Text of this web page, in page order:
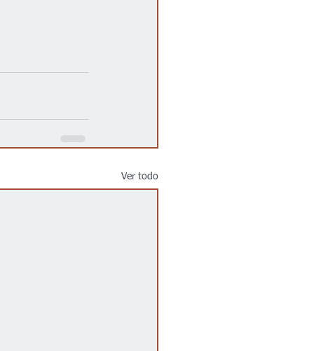
Ver todo